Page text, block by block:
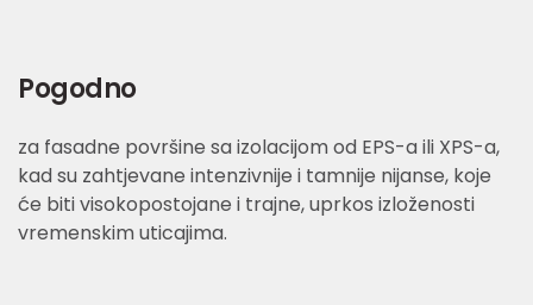
Pogodno
za fasadne površine sa izolacijom od EPS-a ili XPS-a,
kad su zahtjevane intenzivnije i tamnije nijanse, koje
će biti visokopostojane i trajne, uprkos izloženosti
vremenskim uticajima.